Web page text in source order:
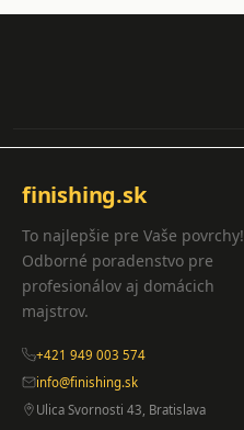
finishing.sk
To najlepšie pre Vaše povrchy!
Odborné poradenstvo pre
profesionálov aj domácich
majstrov.
+421 949 003 574
info@finishing.sk
Ulica Svornosti 43, Bratislava